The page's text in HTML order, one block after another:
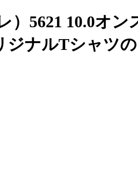
）5621 10.0オ
ナルTシャツ